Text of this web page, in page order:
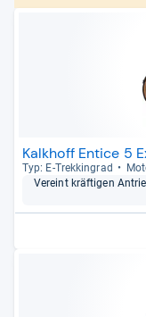
Kalkhoff Entice 5
Typ: E-​Trek­kin­grad
Ver­eint kräf­ti­gen